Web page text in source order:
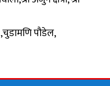
पौडेल,